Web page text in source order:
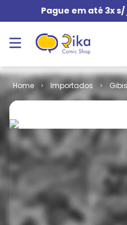
Pague em até 3x s/
Importados